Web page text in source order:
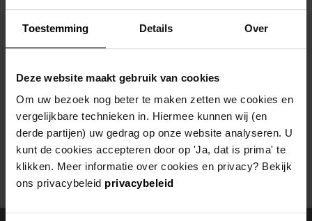
Toestemming Details Over
Deze website maakt gebruik van cookies
Om uw bezoek nog beter te maken zetten we cookies en
vergelijkbare technieken in. Hiermee kunnen wij (en
derde partijen) uw gedrag op onze website analyseren. U
kunt de cookies accepteren door op 'Ja, dat is prima' te
klikken. Meer informatie over cookies en privacy? Bekijk
ons privacybeleid privacybeleid
Helaas, er is een fout opgetreden
Mogelijk kunt u deze pagina niet bezoeken door:
een verouderde bladwijzer/favoriet
een zoekmachine heeft eenverouderde lijst van de website
eenfout getyptadres